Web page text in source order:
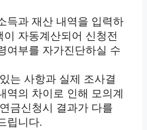
득과 재산 내역을 입력하
자동계산되어 신청전
여부를 자가진단하실 수
는 사항과 실제 조사결
역의 차이로 인해 모의계
금신청시 결과가 다를
립니다.